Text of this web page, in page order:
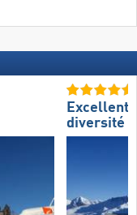
Excellente
diversité